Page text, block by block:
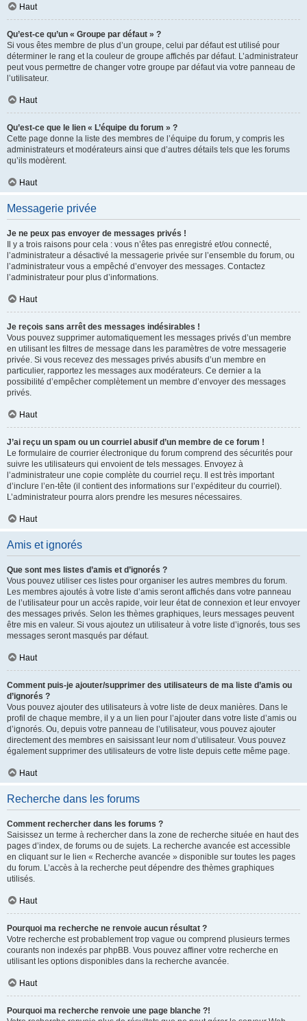
Haut
Qu’est-ce qu’un « Groupe par défaut » ?
Si vous êtes membre de plus d’un groupe, celui par défaut est utilisé pour
déterminer le rang et la couleur de groupe affichés par défaut. L’administrateur
peut vous permettre de changer votre groupe par défaut via votre panneau de
l’utilisateur.
Haut
Qu’est-ce que le lien « L’équipe du forum » ?
Cette page donne la liste des membres de l’équipe du forum, y compris les
administrateurs et modérateurs ainsi que d’autres détails tels que les forums
qu’ils modèrent.
Haut
Messagerie privée
Je ne peux pas envoyer de messages privés !
Il y a trois raisons pour cela : vous n’êtes pas enregistré et/ou connecté,
l’administrateur a désactivé la messagerie privée sur l’ensemble du forum, ou
l’administrateur vous a empêché d’envoyer des messages. Contactez
l’administrateur pour plus d’informations.
Haut
Je reçois sans arrêt des messages indésirables !
Vous pouvez supprimer automatiquement les messages privés d’un membre
en utilisant les filtres de message dans les paramètres de votre messagerie
privée. Si vous recevez des messages privés abusifs d’un membre en
particulier, rapportez les messages aux modérateurs. Ce dernier a la
possibilité d’empêcher complètement un membre d’envoyer des messages
privés.
Haut
J’ai reçu un spam ou un courriel abusif d’un membre de ce forum !
Le formulaire de courrier électronique du forum comprend des sécurités pour
suivre les utilisateurs qui envoient de tels messages. Envoyez à
l’administrateur une copie complète du courriel reçu. Il est très important
d’inclure l’en-tête (il contient des informations sur l’expéditeur du courriel).
L’administrateur pourra alors prendre les mesures nécessaires.
Haut
Amis et ignorés
Que sont mes listes d’amis et d’ignorés ?
Vous pouvez utiliser ces listes pour organiser les autres membres du forum.
Les membres ajoutés à votre liste d’amis seront affichés dans votre panneau
de l’utilisateur pour un accès rapide, voir leur état de connexion et leur envoyer
des messages privés. Selon les thèmes graphiques, leurs messages peuvent
être mis en valeur. Si vous ajoutez un utilisateur à votre liste d’ignorés, tous ses
messages seront masqués par défaut.
Haut
Comment puis-je ajouter/supprimer des utilisateurs de ma liste d’amis ou
d’ignorés ?
Vous pouvez ajouter des utilisateurs à votre liste de deux manières. Dans le
profil de chaque membre, il y a un lien pour l’ajouter dans votre liste d’amis ou
d’ignorés. Ou, depuis votre panneau de l’utilisateur, vous pouvez ajouter
directement des membres en saisissant leur nom d’utilisateur. Vous pouvez
également supprimer des utilisateurs de votre liste depuis cette même page.
Haut
Recherche dans les forums
Comment rechercher dans les forums ?
Saisissez un terme à rechercher dans la zone de recherche située en haut des
pages d’index, de forums ou de sujets. La recherche avancée est accessible
en cliquant sur le lien « Recherche avancée » disponible sur toutes les pages
du forum. L’accès à la recherche peut dépendre des thèmes graphiques
utilisés.
Haut
Pourquoi ma recherche ne renvoie aucun résultat ?
Votre recherche est probablement trop vague ou comprend plusieurs termes
courants non indexés par phpBB. Vous pouvez affiner votre recherche en
utilisant les options disponibles dans la recherche avancée.
Haut
Pourquoi ma recherche renvoie une page blanche ?!